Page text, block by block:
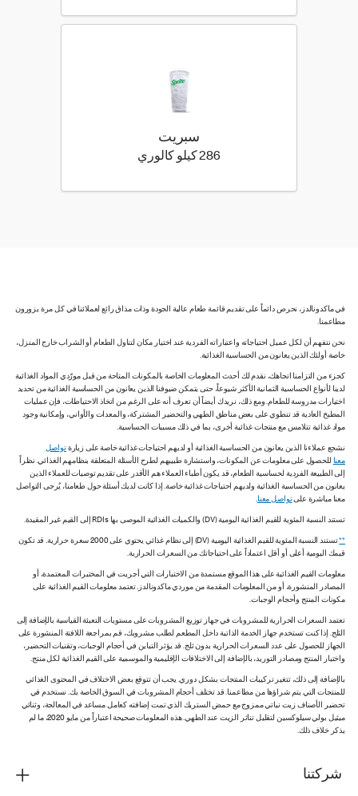
سبريت
286 كيلو كالوري 286 كيلو سعرة حرارية
في ماكدونالدز، نحرص دائماً على تقديم قائمة طعام عالية الجودة وذات مذاق رائع لعملائنا في كل مرة يزورون
مطاعمنا.
نحن نتفهم أن لكل عميل احتياجاته واعتباراته الفردية عند اختيار مكان لتناول الطعام أو الشراب خارج المنزل،
خاصة أولئك الذين يعانون من الحساسية الغذائية.
كجزء من التزامنا اتجاهك، نقدم لك أحدث المعلومات الخاصة بالمكونات المتاحة من قبل مورّدي المواد الغذائية
لدينا لأنواع الحساسية الثمانية الأكثر شيوعاً، حتى يتمكن ضيوفنا الذين يعانون من الحساسية الغذائية من تحديد
اختيارات مدروسة للطعام. ومع ذلك، نريدك أيضاً أن تعرف أنه على الرغم من اتخاذ الاحتياطات، فإن عمليات
المطبخ العادية قد تنطوي على بعض مناطق الطهي والتحضير المشتركة، والمعدات والأواني، وإمكانية وجود
مواد غذائية تتلامس مع منتجات غذائية أخرى، بما في ذلك مسببات الحساسية.
نشجع عملاءنا الذين يعانون من الحساسية الغذائية أو لديهم احتياجات غذائية خاصة على زيارةتواصل
معنا للحصول على معلومات عن المكونات، واستشارة طبيبهم لطرح الأسئلة المتعلقة بنظامهم الغذائي. نظراً
إلى الطبيعة الفردية لحساسية الطعام، قد يكون أطباء العملاء هم الأقدر على تقديم توصيات للعملاء الذين
يعانون من الحساسية الغذائية ولديهم احتياجات غذائية خاصة. إذا كانت لديك أسئلة حول طعامنا، يُرجى التواصل
معنا مباشرة علىتواصل معنا.
تستند النسبة المئوية للقيم الغذائية اليومية (DV) والكميات الغذائية الموصى بها RDIs إلى القيم غير المقيدة.
**
تستند النسبة المئوية للقيم الغذائية اليومية (DV) إلى نظام غذائي يحتوي على 2000 سعرة حرارية. قد تكون
قيمك اليومية أعلى أو أقل اعتماداً على احتياجاتك من السعرات الحرارية.
معلومات القيم الغذائية على هذا الموقع مستمدة من الاختبارات التي أجريت في المختبرات المعتمدة، أو
المصادر المنشورة، أو من المعلومات المقدمة من موردي ماكدونالدز. تعتمد معلومات القيم الغذائية على
مكونات المنتج وأحجام الوجبات.
تعتمد السعرات الحرارية للمشروبات في جهاز توزيع المشروبات على مستويات التعبئة القياسية بالإضافة إلى
الثلج. إذا كنت تستخدم جهاز الخدمة الذاتية داخل المطعم لطلب مشروبك، قم بمراجعة اللافتة المنشورة على
الجهاز للحصول على عدد السعرات الحرارية بدون ثلج. قد يؤثر التباين في أحجام الوجبات، وتقنيات التحضير،
واختبار المنتج ومصادر التوريد، بالإضافة إلى الاختلافات الإقليمية والموسمية على القيم الغذائية لكل منتج.
بالإضافة إلى ذلك، تتغير تركيبات المنتجات بشكل دوري. يجب أن تتوقع بعض الاختلاف في المحتوى الغذائي
للمنتجات التي يتم شراؤها من مطاعمنا. قد تختلف أحجام المشروبات في السوق الخاصة بك. نستخدم في
تحضير الأصناف زيت نباتي ممزوج مع حمض الستريك الذي تمت إضافته كعامل مساعد في المعالجة، وثنائي
ميثيل بولي سيلوكسين لتقليل تناثر الزيت عند الطهي. هذه المعلومات صحيحة اعتباراً من مايو 2020، ما لم
يذكر خلاف ذلك.
شركتنا